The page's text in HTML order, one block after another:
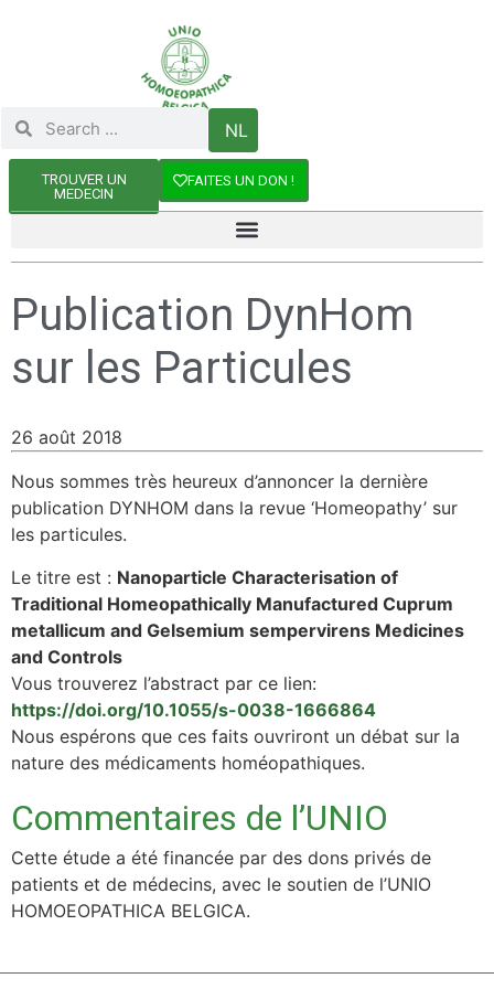
NL
TROUVER UN
MEDECIN
FAITES UN DON !
Publication DynHom
sur les Particules
26 août 2018
Nous sommes très heureux d’annoncer la dernière
publication DYNHOM dans la revue ‘Homeopathy’ sur
les particules.
Le titre est : Nanoparticle Characterisation of
Traditional Homeopathically Manufactured Cuprum
metallicum and Gelsemium sempervirens Medicines
and Controls
Vous trouverez l’abstract par ce lien:
https://doi.org/10.1055/s-0038-1666864
Nous espérons que ces faits ouvriront un débat sur la
nature des médicaments homéopathiques.
Commentaires de l’UNIO
Cette étude a été financée par des dons privés de
patients et de médecins, avec le soutien de l’UNIO
HOMOEOPATHICA BELGICA.